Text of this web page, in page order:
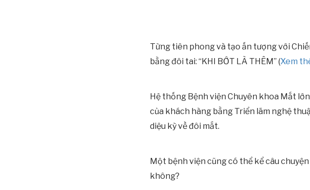
Từng tiên phong và tạo ấn tượng với
bằng đôi tai: “KHI BỚT LÀ THÊM” (Xem
Hệ thống Bệnh viện Chuyên khoa Mắt
của khách hàng bằng Triển lãm nghệ
diệu kỳ về đôi mắt.
Một bệnh viện cũng có thể kể câu
không?